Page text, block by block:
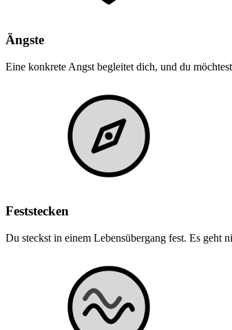
Ängste
Eine konkrete Angst begleitet dich, und du
Feststecken
Du steckst in einem Lebensübergang fest. Es geht